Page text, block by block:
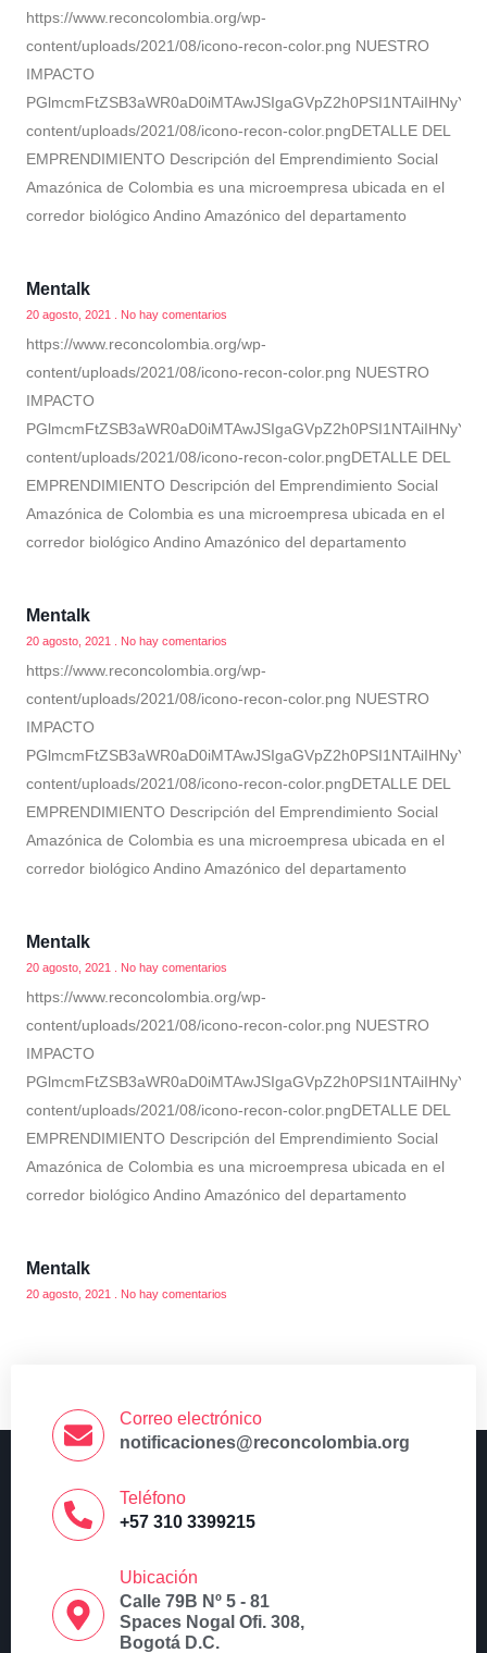
https://www.reconcolombia.org/wp-
content/uploads/2021/08/icono-recon-color.png NUESTRO
IMPACTO
content/uploads/2021/08/icono-recon-color.pngDETALLE DEL
EMPRENDIMIENTO Descripción del Emprendimiento Social
Amazónica de Colombia es una microempresa ubicada en el
corredor biológico Andino Amazónico del departamento
Mentalk
20 agosto, 2021 No hay comentarios
https://www.reconcolombia.org/wp-
content/uploads/2021/08/icono-recon-color.png NUESTRO
IMPACTO
content/uploads/2021/08/icono-recon-color.pngDETALLE DEL
EMPRENDIMIENTO Descripción del Emprendimiento Social
Amazónica de Colombia es una microempresa ubicada en el
corredor biológico Andino Amazónico del departamento
Mentalk
20 agosto, 2021 No hay comentarios
https://www.reconcolombia.org/wp-
content/uploads/2021/08/icono-recon-color.png NUESTRO
IMPACTO
content/uploads/2021/08/icono-recon-color.pngDETALLE DEL
EMPRENDIMIENTO Descripción del Emprendimiento Social
Amazónica de Colombia es una microempresa ubicada en el
corredor biológico Andino Amazónico del departamento
Mentalk
20 agosto, 2021 No hay comentarios
https://www.reconcolombia.org/wp-
content/uploads/2021/08/icono-recon-color.png NUESTRO
IMPACTO
content/uploads/2021/08/icono-recon-color.pngDETALLE DEL
EMPRENDIMIENTO Descripción del Emprendimiento Social
Amazónica de Colombia es una microempresa ubicada en el
corredor biológico Andino Amazónico del departamento
Mentalk
20 agosto, 2021 No hay comentarios
Correo electrónico
notificaciones@reconcolombia.org
Teléfono
+57 310 3399215
Ubicación
Calle 79B Nº 5 - 81
Spaces Nogal Ofi. 308,
Bogotá D.C.